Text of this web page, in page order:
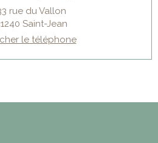
rue du Vallon
Saint-Jean
le téléphone